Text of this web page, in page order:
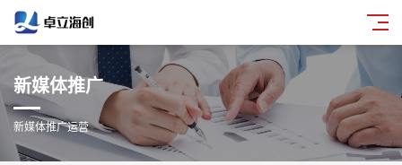
新媒体推广
新媒体推广运营